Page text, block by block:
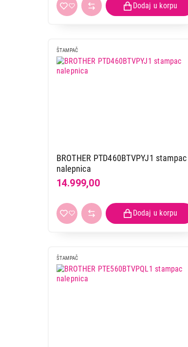
ŠTAMPAČ
BROTHER PTD460BTVPYJ1 stampac
nalepnica
14.999,00
ŠTAMPAČ